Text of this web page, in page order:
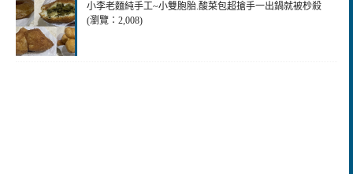
小李老麵純手工~小雙胞胎.酸菜包超搶手一出鍋就被杪殺
(瀏覽：2,008)